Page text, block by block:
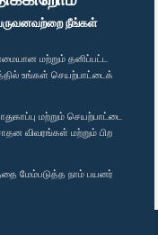
நீங்கள்
மற்றும் தனிப்பட்ட
உங்கள் செயற்பாட்டைக்
மற்றும் செயற்பாட்டை
விவரங்கள் மற்றும் பிற
மேம்படுத்த நாம் பயனர்